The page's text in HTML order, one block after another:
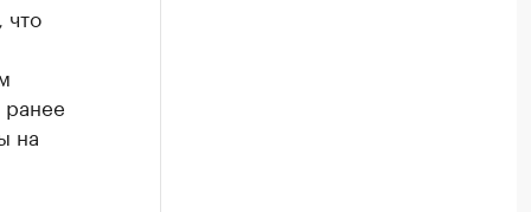
что
на